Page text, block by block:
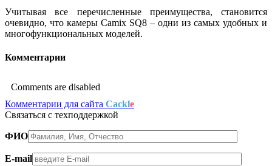
Учитывая все перечисленные преимущества, становится
очевидно, что камеры Camix SQ8 – одни из самых удобных и
многофункциональных моделей.
Комментарии
Comments are disabled
Комментарии для сайта Cackle
Связаться с техподдержкой
ФИО
E-mail